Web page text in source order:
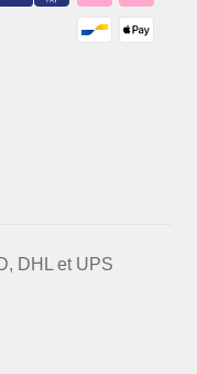
DHL et UPS